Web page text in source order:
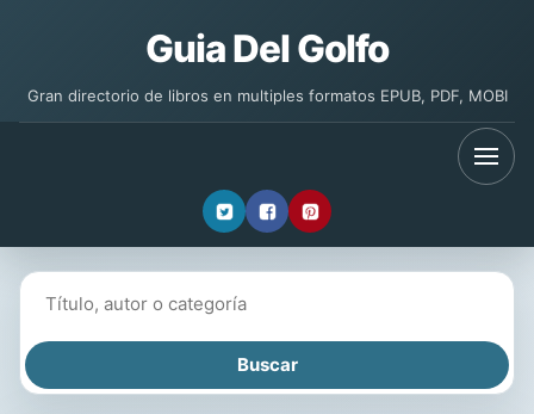
Guia Del Golfo
Gran directorio de libros en multiples formatos EPUB, PDF, MOBI